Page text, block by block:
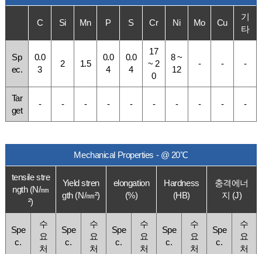
C Si Mn P S Cr Ni Mo Cu
기
타
Sp
ec.
0.0
3
2 1.5
0.0
4
0.0
4
17
~ 2
0
8 ~
12
- - -
Tar
get
- - - - - - - - - -
Mechanical Properties - @ 20℃
tensile stre
ngth (N/㎜
²)
Yield stren
gth (N/㎜²)
elongation
(%)
Hardness
(HB)
충격에너
지 (J)
Spe
c.
수
요
처
Spe
c.
수
요
처
Spe
c.
수
요
처
Spe
c.
수
요
처
Spe
c.
수
요
처